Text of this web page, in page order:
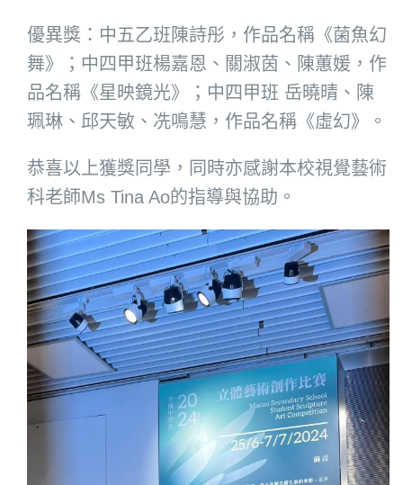
優異獎：中五乙班陳詩彤，作品名稱《菌魚幻
舞》；中四甲班楊嘉恩、關淑茵、陳蕙媛，作
品名稱《星映鏡光》；中四甲班 岳曉晴、陳
珮琳、邱天敏、冼鳴慧，作品名稱《虛幻》。
恭喜以上獲獎同學，同時亦感謝本校視覺藝術
科老師Ms Tina Ao的指導與協助。